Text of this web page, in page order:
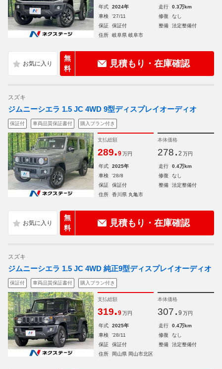
年式 2024年 走行
0.3万km
車検
'27/11 修復
なし
保証
保証付 整備
法定整備付
住所
岐阜県 岐阜市
無
料
見積もり・在庫確認
スズキ
ジムニーシエラ 1.5 JC 4WD 9型ディスプレイオーディオ
保証付 車両品質保証書付 購入プラン付き
支払総額
289.9 万円
本体価格
278. 2 万円
年式 2025年 走行
0.4万km
車検
'28/8 修復
なし
保証
保証付 整備
法定整備付
住所
香川県 丸亀市
無
料
見積もり・在庫確認
スズキ
ジムニーシエラ 1.5 JC 4WD 純正9型ディスプレイオーディオ
保証付 車両品質保証書付 購入プラン付き
支払総額
319.9 万円
本体価格
307. 9 万円
年式 2025年 走行
0.4万km
車検
'28/11 修復
なし
保証
保証付 整備
法定整備付
住所
岡山県 岡山市北区